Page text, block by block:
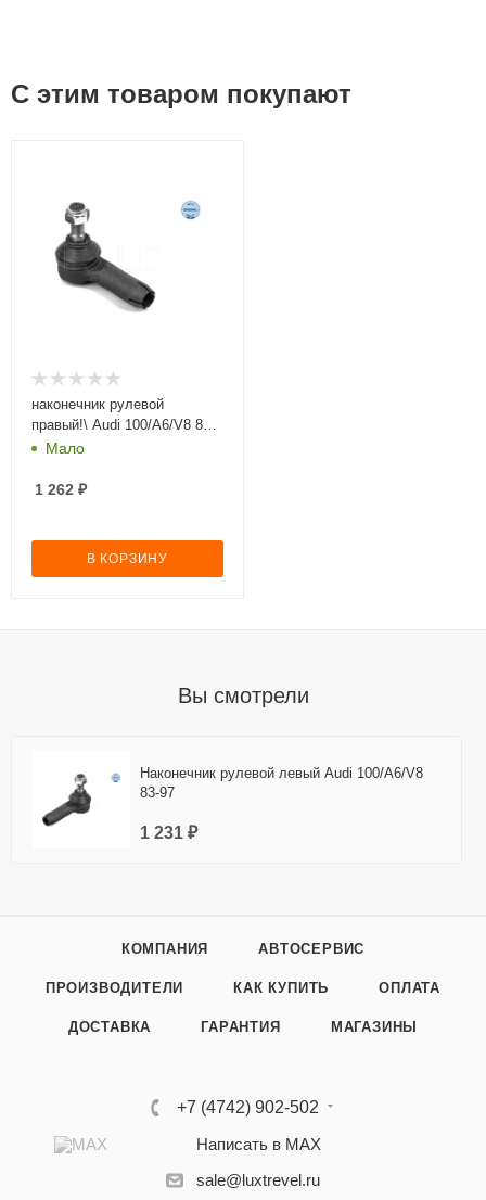
С этим товаром покупают
наконечник рулевой
правый!\ Audi 100/A6/V8 83-
97 Мало
1 262 ₽
В КОРЗИНУ
Вы смотрели
Наконечник рулевой левый Audi 100/A6/V8
83-97
1 231 ₽
КОМПАНИЯ АВТОСЕРВИС
ПРОИЗВОДИТЕЛИ КАК КУПИТЬ ОПЛАТА
ДОСТАВКА ГАРАНТИЯ МАГАЗИНЫ
+7 (4742) 902-502
Написать в MAX
sale@luxtrevel.ru